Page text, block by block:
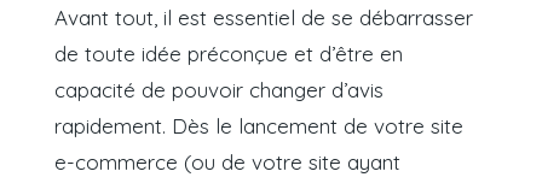
Avant tout, il est essentiel de se débarrasser
de toute idée préconçue et d’être en
capacité de pouvoir changer d’avis
rapidement. Dès le lancement de votre site
e-commerce (ou de votre site ayant